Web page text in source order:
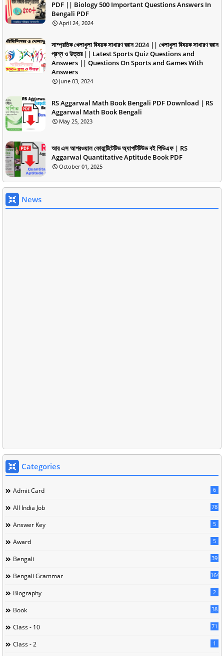
PDF || Biology 500 Important Questions Answers In
Bengali PDF
April 24, 2024
সাম্প্রতিক খেলাধুলা বিষয়ক সাধারণ জ্ঞান 2024 || খেলাধুলা বিষয়ক সাধারণ জ্ঞান
প্রশ্ন ও উত্তর || Latest Sports Quiz Questions and
Answers || Questions On Sports and Games With
Answers
June 03, 2024
RS Aggarwal Math Book Bengali PDF Download | RS
Aggarwal Math Book Bengali
May 25, 2023
আর এস আগরওয়াল কোয়ান্টিটেটিভ অ্যাপটিটিউড বই পিডিএফ | RS
Aggarwal Quantitative Aptitude Book PDF
October 01, 2025
News
Categories
Admit Card 6
All India Job 78
Answer Key 5
Award 5
Bengali 39
Bengali Grammar 164
Biography 2
Book 38
Class - 10 71
Class - 2 1